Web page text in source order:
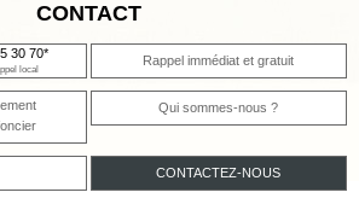
CONTACT
30 70*
local
Rappel immédiat et gratuit
Qui sommes-nous ?
CONTACTEZ-NOUS